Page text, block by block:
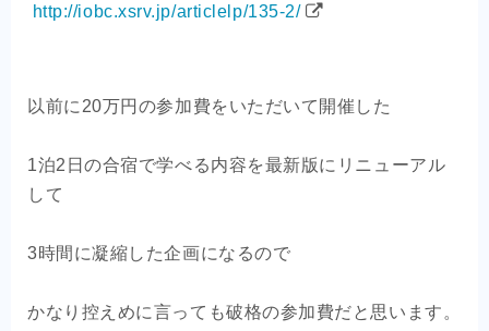
http://iobc.xsrv.jp/articlelp/135-2/
以前に20万円の参加費をいただいて開催した
1泊2日の合宿で学べる内容を最新版にリニューアル
して
3時間に凝縮した企画になるので
かなり控えめに言っても破格の参加費だと思います。